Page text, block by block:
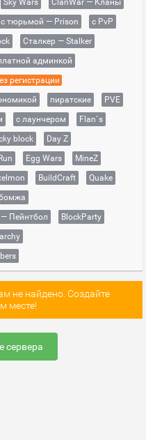
Sky Wars
ClanWar — Кланы
с тюрьмой — Prison
с PvP
Сталкер — Stalker
админкой
регистрации
пиратские
PVE
с лаунчером
Flan`s
block
Day Z
Egg Wars
MineZ
BuildCraft
Quake
Пейнтбол
BlockParty
не найдено. Создайте
месте!
сервера